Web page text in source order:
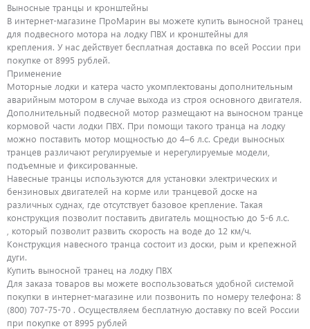
Выносные транцы и кронштейны
В интернет-магазине ПроМарин вы можете купить выносной транец
для подвесного мотора на лодку ПВХ и кронштейны для
крепления. У нас действует бесплатная доставка по всей России при
покупке от 8995 рублей.
Применение
Моторные лодки и катера часто укомплектованы дополнительным
аварийным мотором в случае выхода из строя основного двигателя.
Дополнительный подвесной мотор размещают на выносном транце
кормовой части лодки ПВХ. При помощи такого транца на лодку
можно поставить мотор мощностью до 4–6 л.с. Среди выносных
транцев различают регулируемые и нерегулируемые модели,
подъемные и фиксированные.
Навесные транцы используются для установки электрических и
бензиновых двигателей на корме или транцевой доске на
различных суднах, где отсутствует базовое крепление. Такая
конструкция позволит поставить двигатель мощностью до 5-6 л.с.
, который позволит развить скорость на воде до 12 км/ч.
Конструкция навесного транца состоит из доски, рым и крепежной
дуги.
Купить выносной транец на лодку ПВХ
Для заказа товаров вы можете воспользоваться удобной системой
покупки в интернет-магазине или позвонить по номеру телефона: 8
(800) 707-75-70 . Осуществляем бесплатную доставку по всей России
при покупке от 8995 рублей